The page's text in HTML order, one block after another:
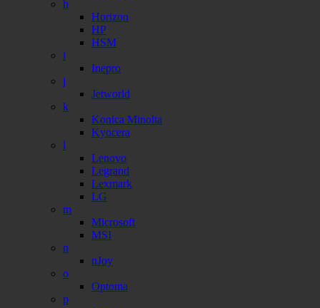
h
Horizon
HP
HSM
i
Inepro
j
Jetworld
k
Konica Minolta
Kyocera
l
Lenovo
Legrand
Lexmark
LG
m
Microsoft
MSI
n
nJoy
o
Optoma
p